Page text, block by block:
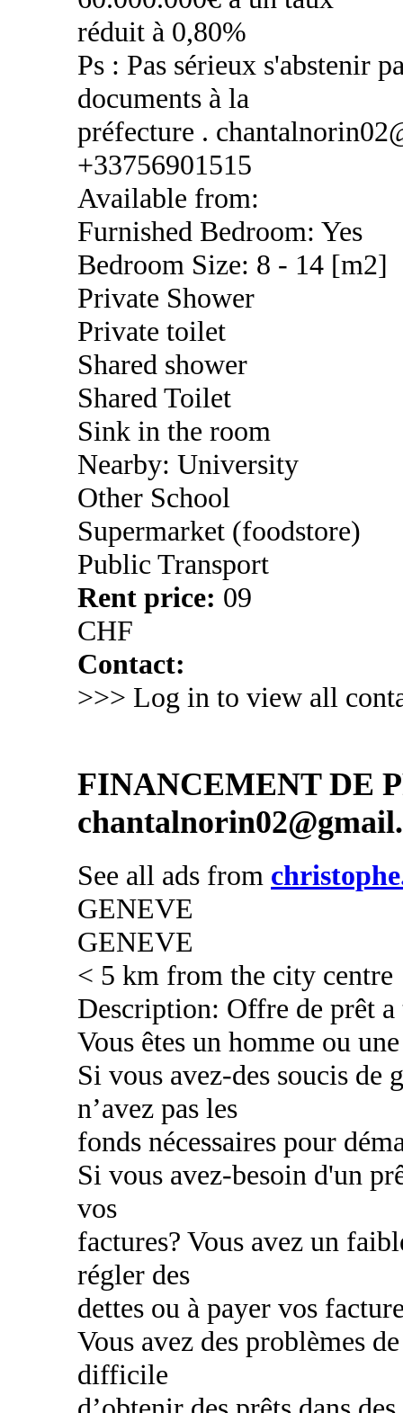
réduit à 0,80%
Ps : Pas sérieux s'abstenir
documents à la
préfecture .
+33756901515
Available from:
Furnished Bedroom: Yes
Bedroom Size: 8 - 14 [m2]
Private Shower
Private toilet
Shared shower
Shared Toilet
Sink in the room
Nearby: University
Other School
Supermarket (foodstore)
Public Transport
Rent price: 09
CHF
Contact:
>>> Log in to view all
FINANCEMENT DE
See all ads from
GENEVE
GENEVE
< 5 km from the city centre
Description: Offre de prêt
Vous êtes un homme ou
Si vous avez-des soucis de
n’avez pas les
fonds nécessaires pour
Si vous avez-besoin d'un
vos
factures? Vous avez un
régler des
dettes ou à payer vos
Vous avez des problèmes
difficile